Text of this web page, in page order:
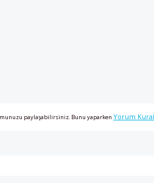
paylaşabilirsiniz. Bunu yaparkenYorum